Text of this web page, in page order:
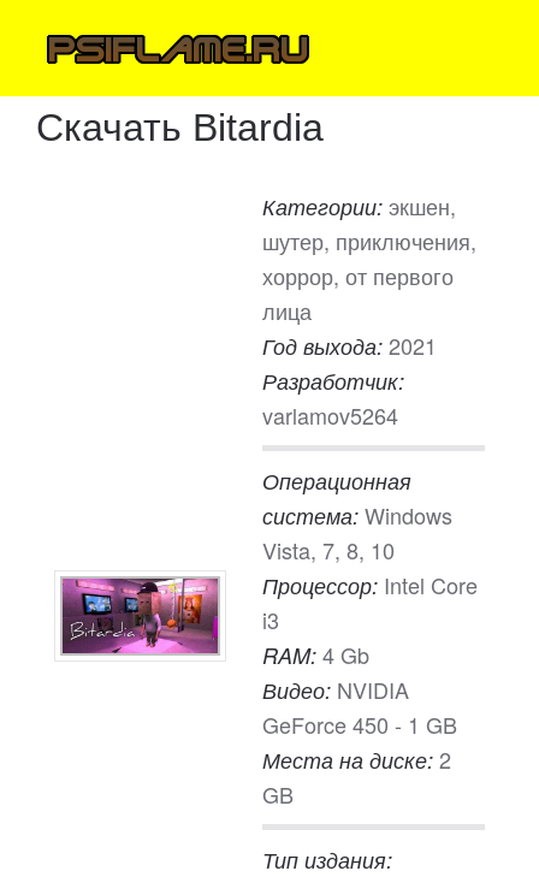
Скачать Bitardia
Категории: экшен,
шутер, приключения,
хоррор, от первого
лица
Год выхода: 2021
Разработчик:
varlamov5264
Операционная
система: Windows
Vista, 7, 8, 10
Процессор: Intel Core
i3
RAM: 4 Gb
Видео: NVIDIA
GeForce 450 - 1 GB
Места на диске: 2
GB
Тип издания: